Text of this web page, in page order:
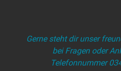
Gerne steht dir unser
bei Fragen oder
Telefonnummer